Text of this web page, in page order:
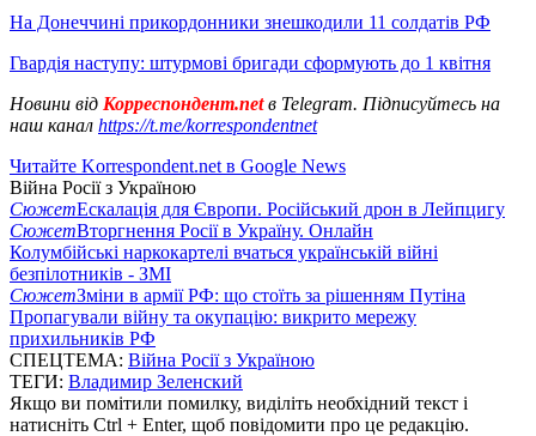
На Донеччині прикордонники знешкодили 11 солдатів РФ
Гвардія наступу: штурмові бригади сформують до 1 квітня
Новини від Корреспондент.netв Telegram. Підписуйтесь на
наш канал https://t.me/korrespondentnet
Читайте Korrespondent.net в Google News
Війна Росії з Україною
СюжетЕскалація для Європи. Російський дрон в Лейпцигу
СюжетВторгнення Росії в Україну. Онлайн
Колумбійські наркокартелі вчаться українській війні
безпілотників - ЗМІ
СюжетЗміни в армії РФ: що стоїть за рішенням Путіна
Пропагували війну та окупацію: викрито мережу
прихильників РФ
СПЕЦТЕМА: Війна Росії з Україною
ТЕГИ: Владимир Зеленский
Якщо ви помітили помилку, виділіть необхідний текст і
натисніть Ctrl + Enter, щоб повідомити про це редакцію.